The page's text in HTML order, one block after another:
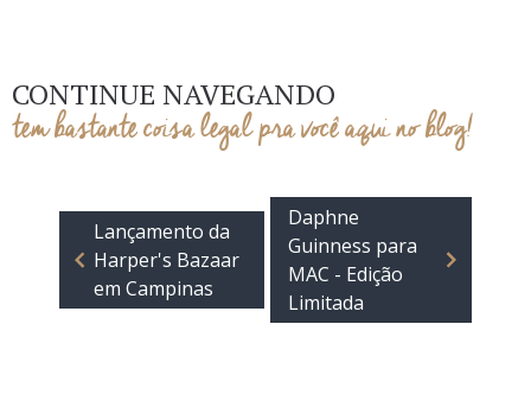
CONTINUE NAVEGANDO
tem bastante coisa legal pra você aqui no blog!
Lançamento da
Harper's Bazaar
em Campinas
Daphne
Guinness para
MAC - Edição
Limitada